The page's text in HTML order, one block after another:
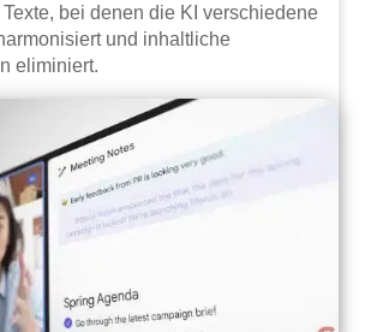
bei denen die KI verschiedene
und inhaltliche
eliminiert.